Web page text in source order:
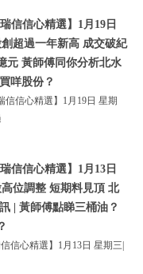
信信心精選】1月19日
超過一年新高 成交破紀
元 黃師傅同你分析北水
咩股份？
信信心精選】1月19日 星期
信信心精選】1月13日
位調整 短期料見頂 北
| 黃師傅點睇三桶油？
信心精選】1月13日 星期三|